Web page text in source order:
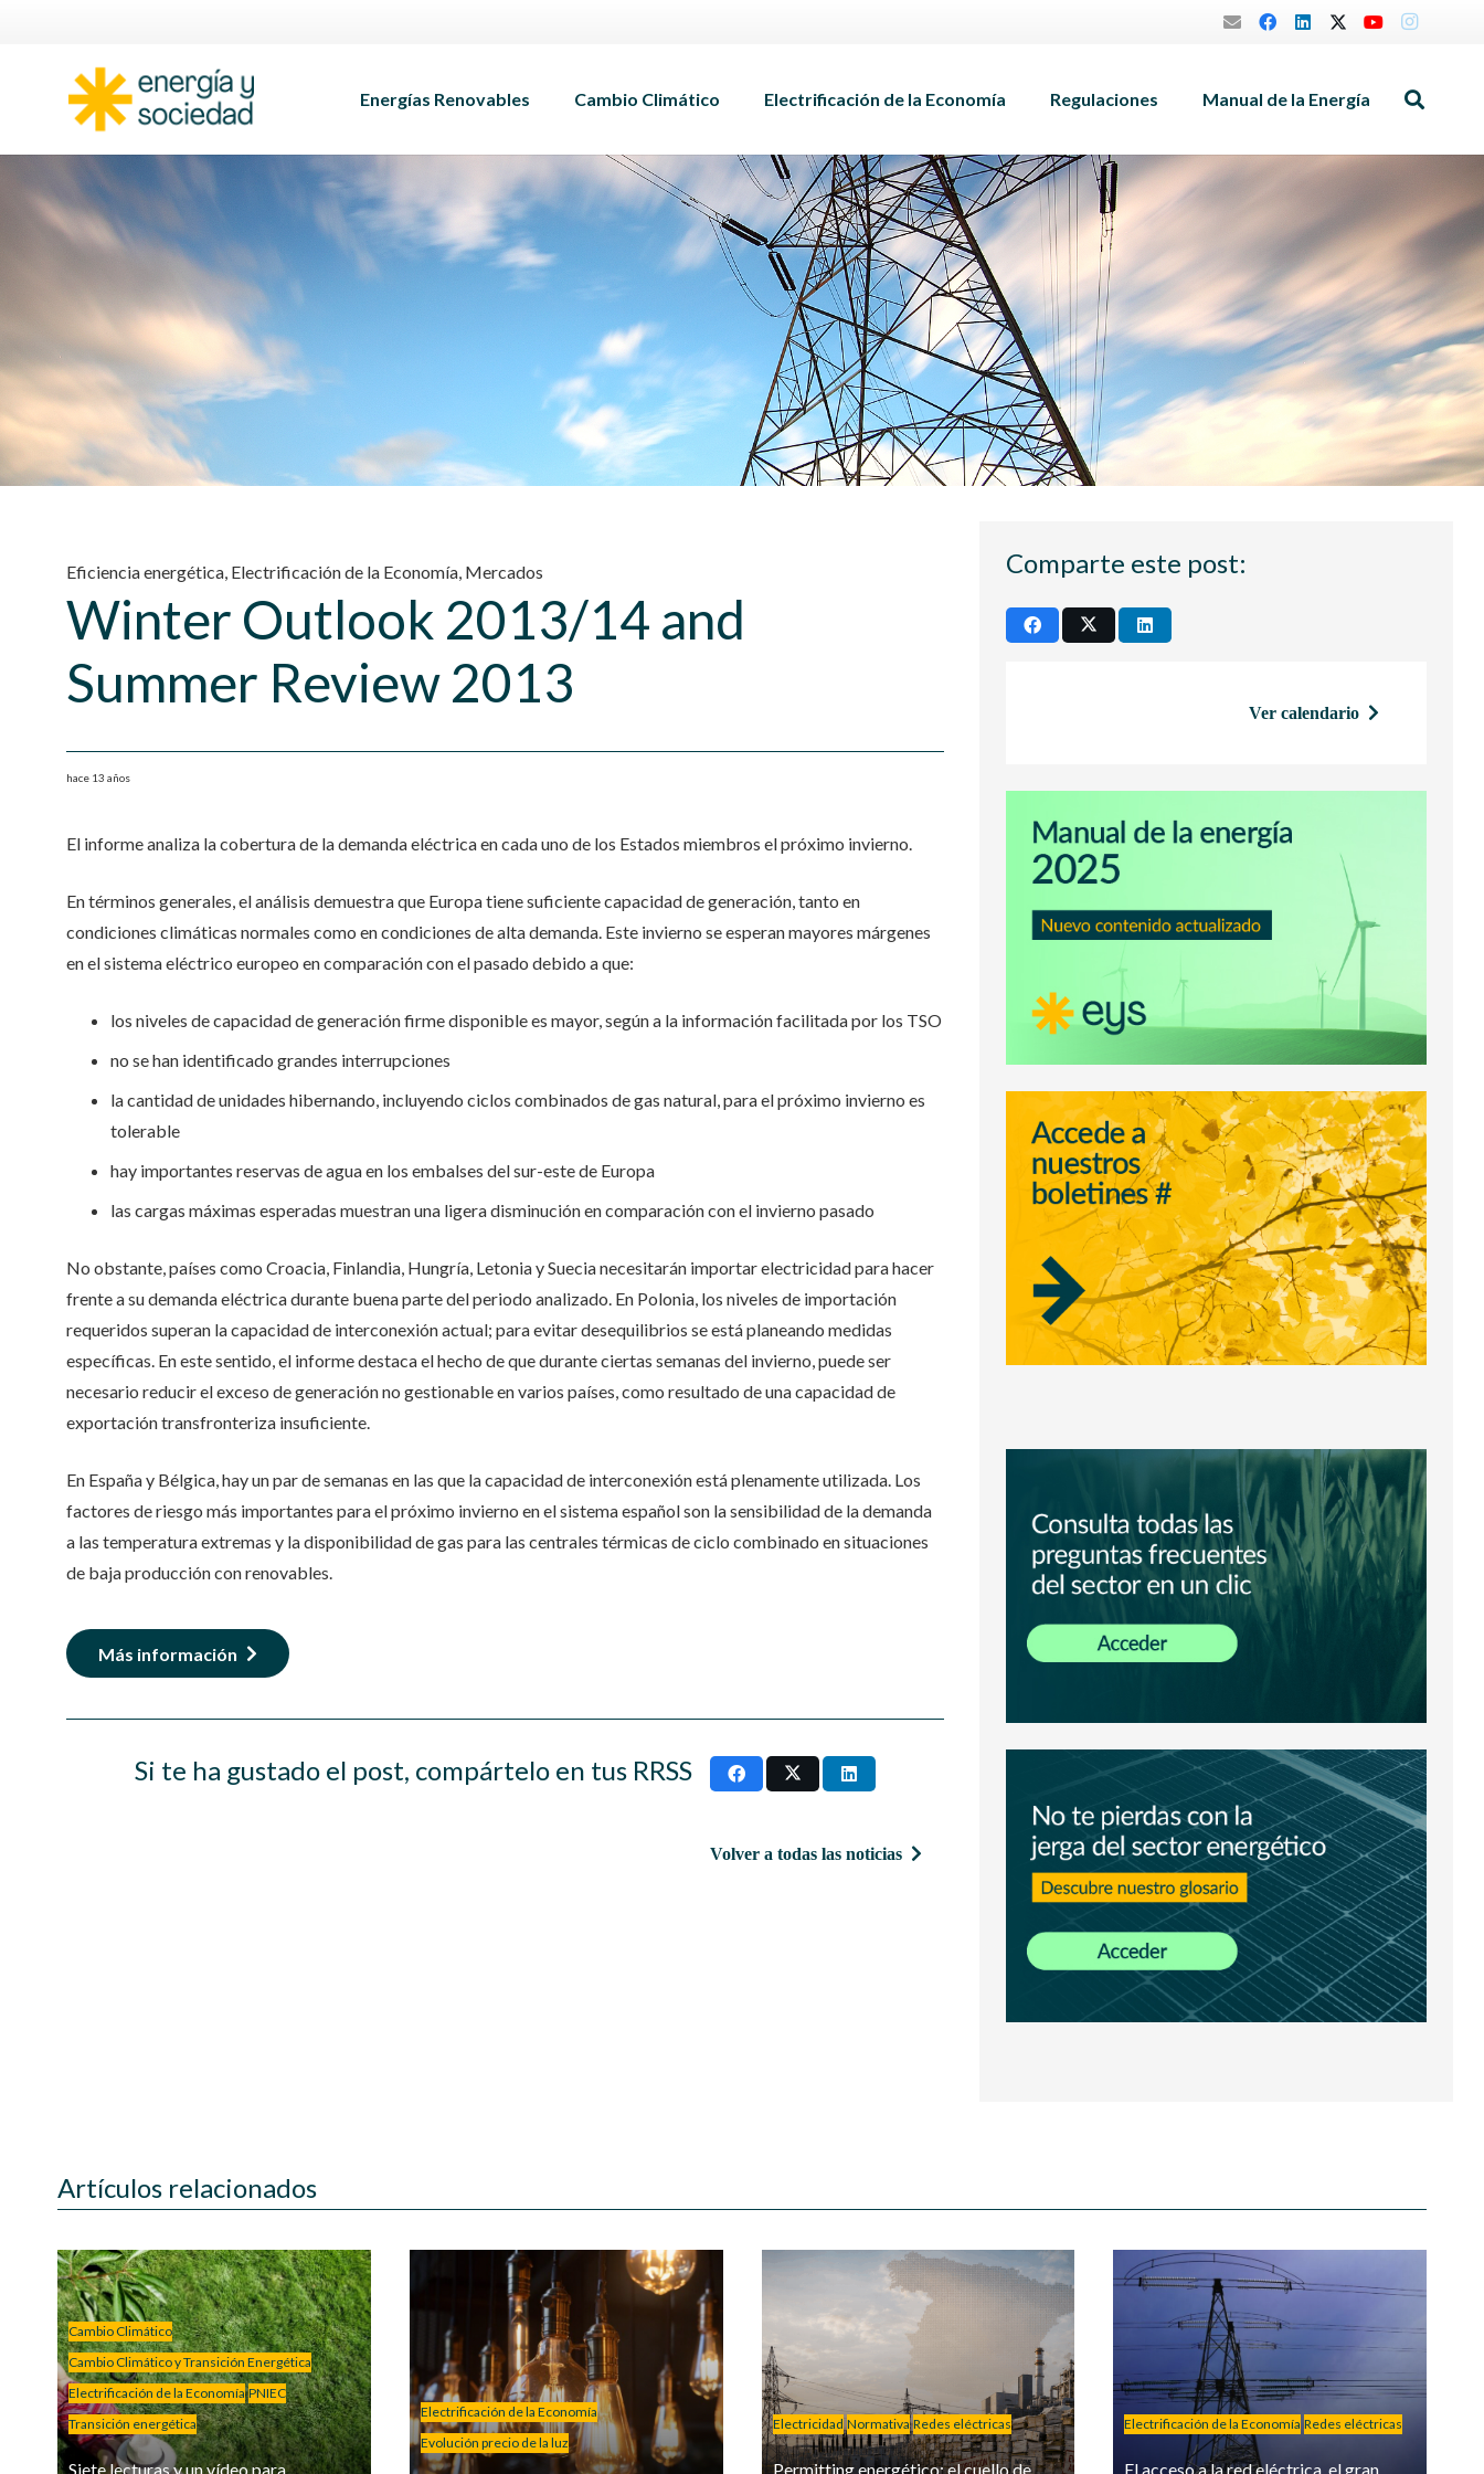
Energías Renovables Cambio Climático Electrificación de la Economía Regulaciones Manual de la Energía
Eficiencia energética, Electrificación de la Economía, Mercados
Winter Outlook 2013/14 and
Summer Review 2013
hace 13 años
El informe analiza la cobertura de la demanda eléctrica en cada uno de los Estados miembros el próximo invierno.
En términos generales, el análisis demuestra que Europa tiene suficiente capacidad de generación, tanto en
condiciones climáticas normales como en condiciones de alta demanda. Este invierno se esperan mayores márgenes
en el sistema eléctrico europeo en comparación con el pasado debido a que:
los niveles de capacidad de generación firme disponible es mayor, según a la información facilitada por los TSO
no se han identificado grandes interrupciones
la cantidad de unidades hibernando, incluyendo ciclos combinados de gas natural, para el próximo invierno es
tolerable
hay importantes reservas de agua en los embalses del sur-este de Europa
las cargas máximas esperadas muestran una ligera disminución en comparación con el invierno pasado
No obstante, países como Croacia, Finlandia, Hungría, Letonia y Suecia necesitarán importar electricidad para hacer
frente a su demanda eléctrica durante buena parte del periodo analizado. En Polonia, los niveles de importación
requeridos superan la capacidad de interconexión actual; para evitar desequilibrios se está planeando medidas
específicas. En este sentido, el informe destaca el hecho de que durante ciertas semanas del invierno, puede ser
necesario reducir el exceso de generación no gestionable en varios países, como resultado de una capacidad de
exportación transfronteriza insuficiente.
En España y Bélgica, hay un par de semanas en las que la capacidad de interconexión está plenamente utilizada. Los
factores de riesgo más importantes para el próximo invierno en el sistema español son la sensibilidad de la demanda
a las temperatura extremas y la disponibilidad de gas para las centrales térmicas de ciclo combinado en situaciones
de baja producción con renovables.
Más información
Si te ha gustado el post, compártelo en tus RRSS
Volver a todas las noticias
Comparte este post:
Ver calendario
Artículos relacionados
Cambio Climático
Cambio Climático y Transición Energética
Electrificación de la Economía PNIEC
Transición energética
Siete lecturas y un vídeo para
Electrificación de la Economía
Evolución precio de la luz
Electricidad Normativa Redes eléctricas
Permitting energético: el cuello de
Electrificación de la Economía Redes eléctricas
El acceso a la red eléctrica, el gran